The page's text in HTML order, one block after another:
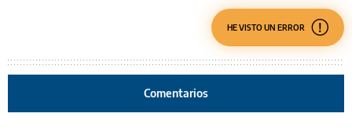
HE VISTO UN ERROR
Comentarios